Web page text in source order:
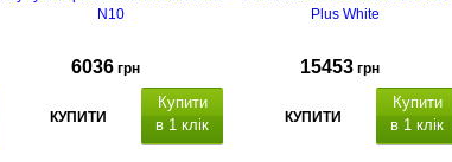
N10
6036 грн
КУПИТИ
Купити
в 1 клік
Plus White
15453 грн
КУПИТИ
Купити
в 1 клік